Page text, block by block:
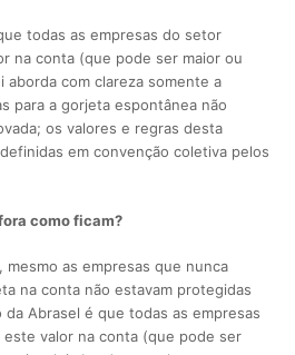
todas as empresas do setor
na conta (que pode ser maior ou
aborda com clareza somente a
para a gorjeta espontânea não
os valores e regras desta
em convenção coletiva pelos
como ficam?
mesmo as empresas que nunca
na conta não estavam protegidas
Abrasel é que todas as empresas
valor na conta (que pode ser